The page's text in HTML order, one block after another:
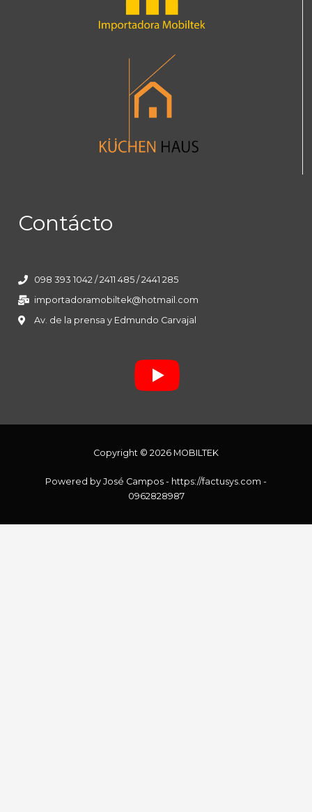
Contácto
098 393 1042 / 2411 485 / 2441 285
importadoramobiltek@hotmail.com
Av. de la prensa y Edmundo Carvajal
Copyright © 2026 MOBILTEK
Powered by José Campos - https://factusys.com -
0962828987